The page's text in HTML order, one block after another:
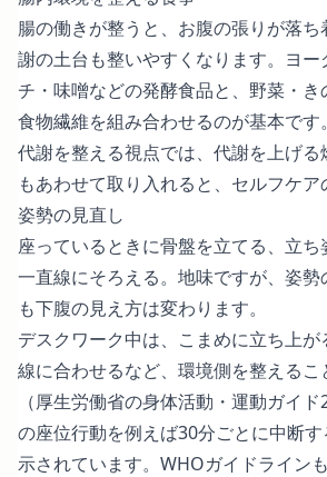
腸の働きが整うと、お腹の張りが落
謝の土台も整いやすくなります。ヨ
チ・味噌などの発酵食品と、野菜・き
食物繊維を組み合わせるのが基本です。
代謝を整える視点では、 代謝を上げる
もあわせて取り入れると、セルフケア
姿勢の見直し
座っているときに骨盤を立てる、立
一直線にそろえる。地味ですが、姿
も下腹の見え方は変わります。
デスクワーク中は、こまめに立ち上が
線に合わせるなど、環境側を整える
（厚生労働省の身体活動・運動ガイド
の座位行動を例えば30分ごとに中断
示されています。 WHOガイドライン